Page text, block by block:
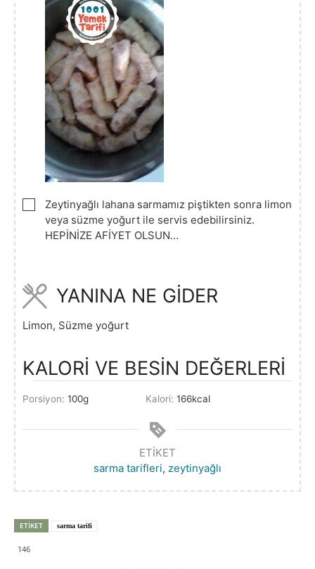
▢
Zeytinyağlı lahana sarmamız piştikten sonra limon
veya süzme yoğurt ile servis edebilirsiniz.
HEPİNİZE AFİYET OLSUN…
YANINA NE GİDER
Limon, Süzme yoğurt
KALORİ VE BESİN DEĞERLERİ
Porsiyon: 100g Kalori: 166kcal
ETIKET
sarma tarifleri, zeytinyağlı
ETIKET sarma tarifi
146